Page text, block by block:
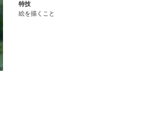
特技
絵を描くこと